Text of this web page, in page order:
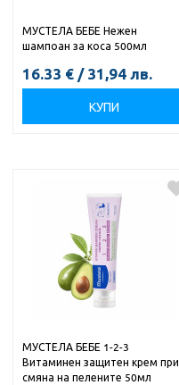
МУСТЕЛА БЕБЕ Нежен
шампоан за коса 500мл
16.33 € / 31,94 лв.
КУПИ
МУСТЕЛА БЕБЕ 1-2-3
Витаминен защитен крем при
смяна на пелените 50мл